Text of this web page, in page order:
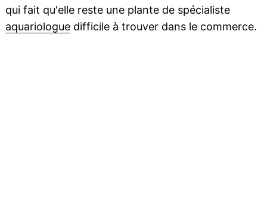
qui fait qu'elle reste une plante de spécialiste
aquariologuedifficile à trouver dans le commerce.